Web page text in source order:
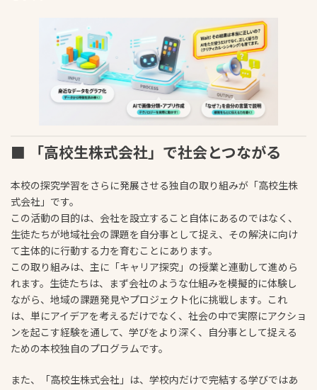
■ 「高校生株式会社」で社会とつながる
本校の探究学習をさらに発展させる独自の取り組みが「高校生株
式会社」です。
この活動の目的は、会社を設立すること自体にあるのではなく、
生徒たちが地域社会の課題を自分事として捉え、その解決に向け
て主体的に行動する力を育むことにあります。
この取り組みは、主に「キャリア探究」の授業と連動して進めら
れます。生徒たちは、まず会社のような仕組みを模擬的に体験し
ながら、地域の課題発見やプロジェクト化に挑戦します。これ
は、単にアイデアを考えるだけでなく、社会の中で実際にアクショ
ンを起こす経験を通して、学びをより深く、自分事として捉える
ための本校独自のプログラムです。
また、「高校生株式会社」は、学校内だけで完結する学びではあ